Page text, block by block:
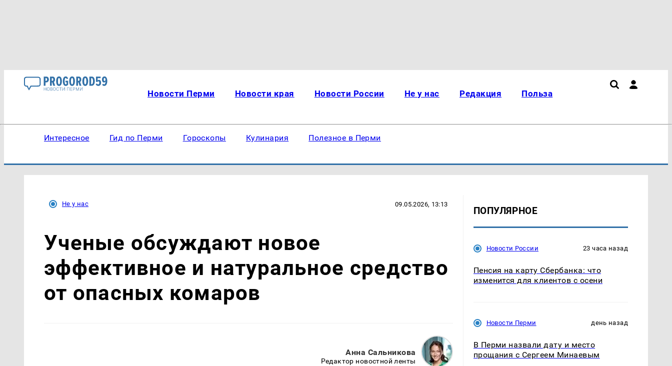
Новости Перми Новости края Новости России Не у нас Редакция Польза
Интересное Гид по Перми Гороскопы Кулинария Полезное в Перми
Не у нас 09.05.2026, 13:13
Ученые обсуждают новое
эффективное и натуральное средство
от опасных комаров
Анна Сальникова
Редактор новостной ленты
ПОПУЛЯРНОЕ
Новости России 23 часа назад
Пенсия на карту Сбербанка: что
изменится для клиентов с осени
Новости Перми день назад
В Перми назвали дату и место
прощания с Сергеем Минаевым